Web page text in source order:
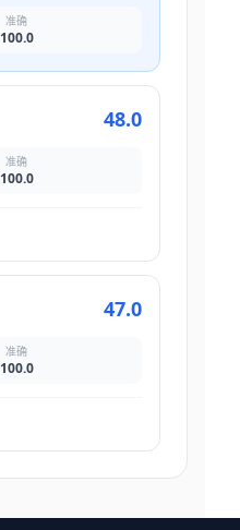
准确
100.0
48.0
准确
100.0
47.0
准确
100.0